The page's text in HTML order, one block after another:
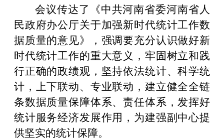
会议传达了《中共河南省委河南省人
民政府办公厅关于加强新时代统计工作数
据质量的意见》，强调要充分认识做好新
时代统计工作的重大意义，牢固树立和践
行正确的政绩观，坚持依法统计、科学统
计，上下联动、专业联动，建立健全全链
条数据质量保障体系、责任体系，发挥好
统计服务经济发展作用，为建强副中心提
供坚实的统计保障。